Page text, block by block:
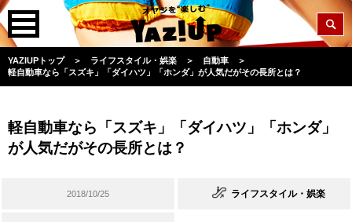
YAZIUPトップ ＞ ライフスタイル・娯楽 ＞ 自動車
＞
軽自動車なら「スズキ」「ダイハツ」「ホンダ」が人気だがその長所とは？
軽自動車なら「スズキ」「ダイハツ」「ホンダ」
が人気だがその長所とは？
2018/10/25 ライフスタイル・娯楽